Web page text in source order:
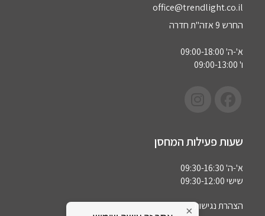
office@trendlight.co.il
החרש 9 אזה"ת חדרה
א'-ה' 09:00-18:00
ו' 09:00-13:00
שעות פעילות המחסן
א'-ה' 09:30-16:30
שישי 09:30-12:00
הצהרת נגישות×